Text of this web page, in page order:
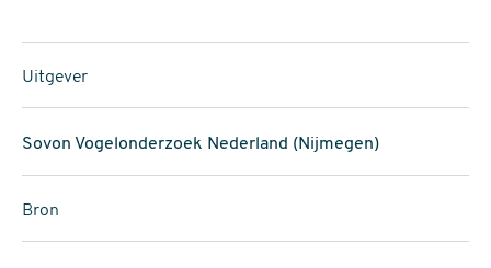
Uitgever
Sovon Vogelonderzoek Nederland (Nijmegen)
Bron